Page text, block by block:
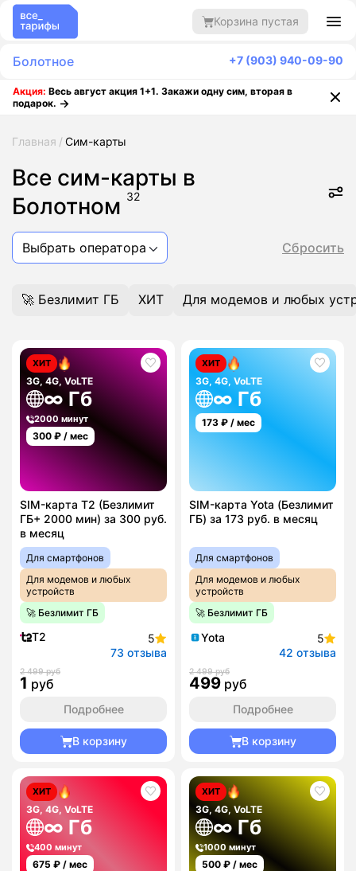
Корзина пустая
Болотное +7 (903) 940-09-90
Акция: Весь август акция 1+1. Закажи одну сим, вторая в
подарок.
Главная Сим-карты
Все сим-карты в
Болотном 32
Выбрать оператора Сбросить
🚀 Безлимит ГБ ХИТ Для модемов и любых
ХИТ
3G, 4G, VoLTE
∞ Гб
2000 минут
300 ₽ / мес
SIM-карта T2 (Безлимит
ГБ+ 2000 мин) за 300 руб.
в месяц
Для смартфонов
Для модемов и любых
устройств
🚀 Безлимит ГБ
T2
5
73 отзыва
2 499 руб
1 руб
Подробнее
В корзину
ХИТ
3G, 4G, VoLTE
∞ Гб
173 ₽ / мес
SIM-карта Yota (Безлимит
ГБ) за 173 руб. в месяц
Для смартфонов
Для модемов и любых
устройств
🚀 Безлимит ГБ
Yota
5
42 отзыва
2 499 руб
499 руб
Подробнее
В корзину
ХИТ
3G, 4G, VoLTE
∞ Гб
400 минут
675 ₽ / мес
ХИТ
3G, 4G, VoLTE
∞ Гб
1000 минут
500 ₽ / мес